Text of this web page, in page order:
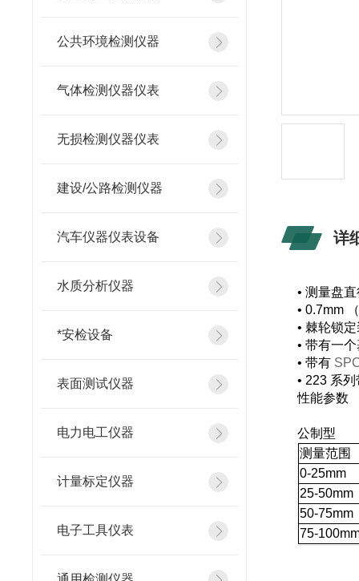
公共环境检测仪器
气体检测仪器仪表
无损检测仪器仪表
建设/公路检测仪器
汽车仪器仪表设备
水质分析仪器
*安检设备
表面测试仪器
电力电工仪器
计量标定仪器
电子工具仪表
详
•测量盘
•0.7mm
• 棘轮锁
•带有一
•带有
• 223 系
性能参数
公制型
测量范围
0-25mm
25-50mm
50-75mm
75-